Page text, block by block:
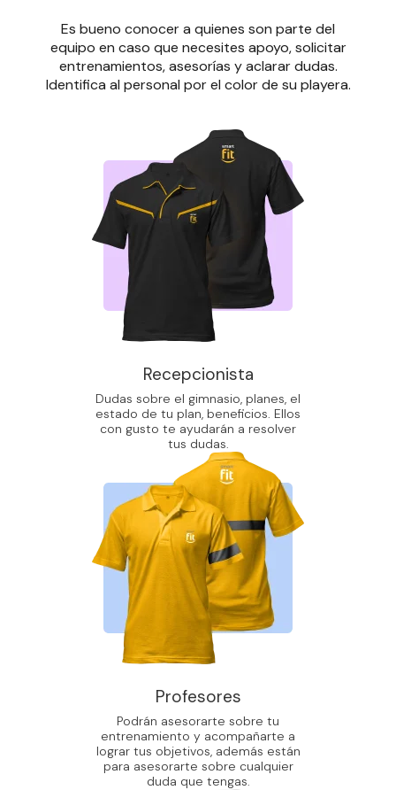
Es bueno conocer a quienes son parte del
equipo en caso que necesites apoyo, solicitar
entrenamientos, asesorías y aclarar dudas.
Identifica al personal por el color de su playera.
Recepcionista
Dudas sobre el gimnasio, planes, el
estado de tu plan, beneficios. Ellos
con gusto te ayudarán a resolver
tus dudas.
Profesores
Podrán asesorarte sobre tu
entrenamiento y acompañarte a
lograr tus objetivos, además están
para asesorarte sobre cualquier
duda que tengas.